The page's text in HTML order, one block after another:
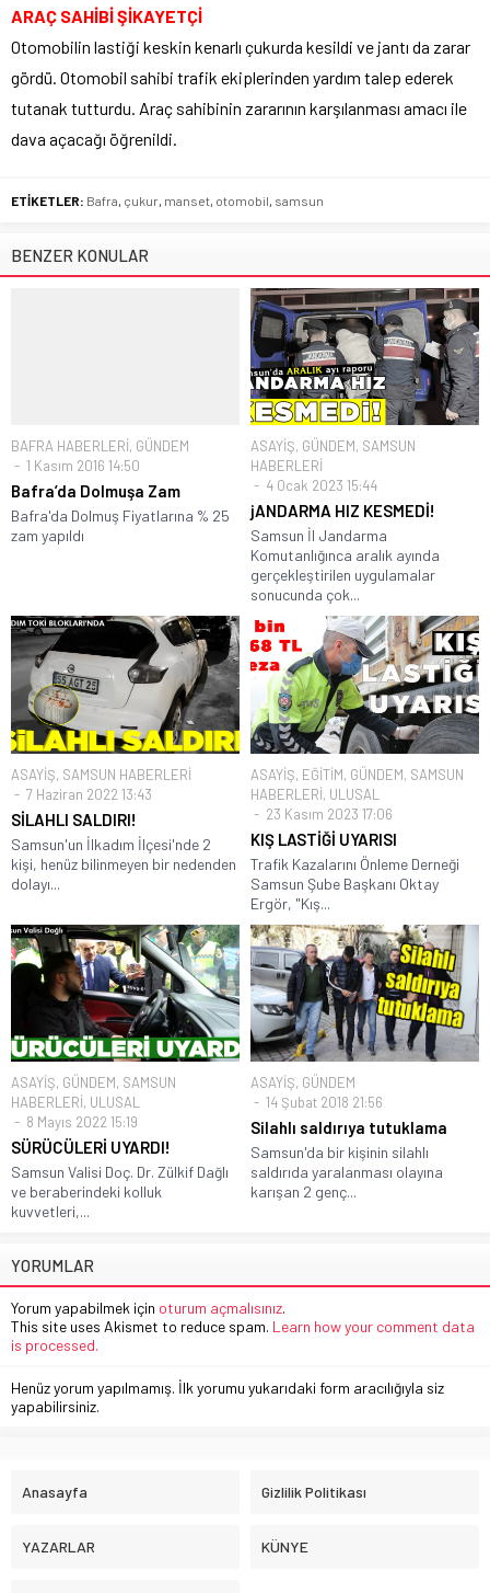
ARAÇ SAHİBİ ŞİKAYETÇİ
Otomobilin lastiği keskin kenarlı çukurda kesildi ve jantı da zarar
gördü. Otomobil sahibi trafik ekiplerinden yardım talep ederek
tutanak tutturdu. Araç sahibinin zararının karşılanması amacı ile
dava açacağı öğrenildi.
ETİKETLER: Bafra çukur manset otomobil samsun
BENZER KONULAR
BAFRA HABERLERİ, GÜNDEM
1 Kasım 2016 14:50
Bafra’da Dolmuşa Zam
Bafra'da Dolmuş Fiyatlarına % 25
zam yapıldı
ASAYİŞ, GÜNDEM, SAMSUN
HABERLERİ
4 Ocak 2023 15:44
jANDARMA HIZ KESMEDİ!
Samsun İl Jandarma
Komutanlığınca aralık ayında
gerçekleştirilen uygulamalar
sonucunda çok...
ASAYİŞ, SAMSUN HABERLERİ
7 Haziran 2022 13:43
SİLAHLI SALDIRI!
Samsun'un İlkadım İlçesi'nde 2
kişi, henüz bilinmeyen bir nedenden
dolayı...
ASAYİŞ, EĞİTİM, GÜNDEM, SAMSUN
HABERLERİ, ULUSAL
23 Kasım 2023 17:06
KIŞ LASTİĞİ UYARISI
Trafik Kazalarını Önleme Derneği
Samsun Şube Başkanı Oktay
Ergör, "Kış...
ASAYİŞ, GÜNDEM, SAMSUN
HABERLERİ, ULUSAL
8 Mayıs 2022 15:19
SÜRÜCÜLERİ UYARDI!
Samsun Valisi Doç. Dr. Zülkif Dağlı
ve beraberindeki kolluk
kuvvetleri,...
ASAYİŞ, GÜNDEM
14 Şubat 2018 21:56
Silahlı saldırıya tutuklama
Samsun'da bir kişinin silahlı
saldırıda yaralanması olayına
karışan 2 genç...
YORUMLAR
Yorum yapabilmek için oturum açmalısınız.
This site uses Akismet to reduce spam. Learn how your comment data
is processed.
Henüz yorum yapılmamış. İlk yorumu yukarıdaki form aracılığıyla siz
yapabilirsiniz.
Anasayfa Gizlilik Politikası
YAZARLAR KÜNYE